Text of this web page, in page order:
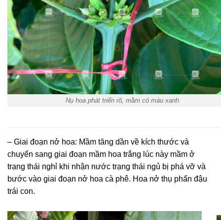
Nụ hoa phát triển rõ, mầm có màu xanh
– Giai đoạn nở hoa: Mầm tăng dần về kích thước và
chuyển sang giai đoạn mầm hoa trắng lúc này mầm ở
trạng thái nghỉ khi nhận nước trạng thái ngủ bị phá vỡ và
bước vào giai đoạn nở hoa cà phê. Hoa nở thụ phấn đậu
trái con.